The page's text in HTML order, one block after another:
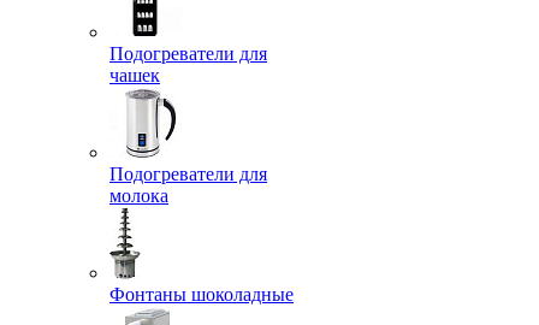
Подогреватели для
чашек
Подогреватели для
молока
Фонтаны шоколадные